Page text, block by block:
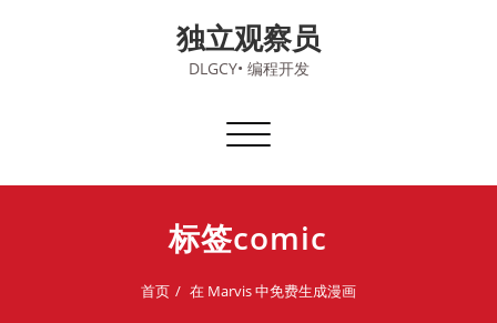
独立观察员
DLGCY• 编程开发
切
导
标签comic
首页 在 Marvis 中免费生成漫画